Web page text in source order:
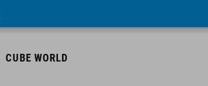
CUBE WORLD